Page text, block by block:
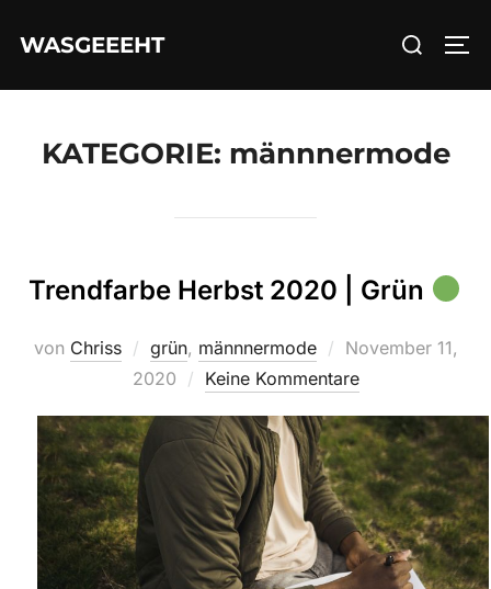
InhaltWASGEEEHT
Suchen
KATEGORIE: männnermode
Trendfarbe Herbst 2020 | Grün
von Chriss grün, männnermode
Veröffentlicht
am
November 11,
2020
Keine Kommentare